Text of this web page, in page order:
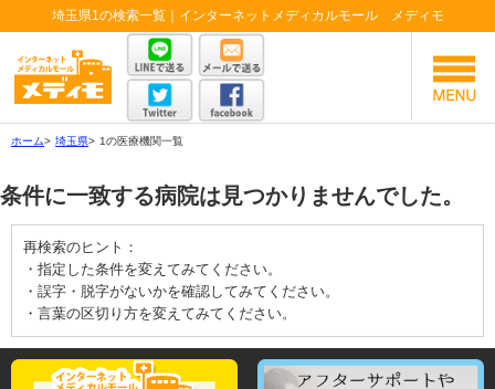
埼玉県1の検索一覧｜インターネットメディカルモール メディモ
ホーム> 埼玉県> 1の医療機関一覧
条件に一致する病院は見つかりませんでした。
再検索のヒント：
・指定した条件を変えてみてください。
・誤字・脱字がないかを確認してみてください。
・言葉の区切り方を変えてみてください。